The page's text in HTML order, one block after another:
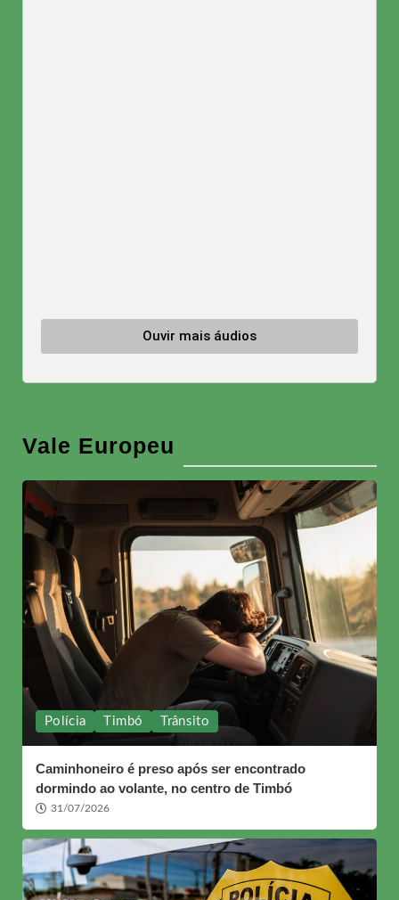
Ouvir mais áudios
Vale Europeu
Polícia Timbó Trânsito
Caminhoneiro é preso após ser encontrado
dormindo ao volante, no centro de Timbó
31/07/2026